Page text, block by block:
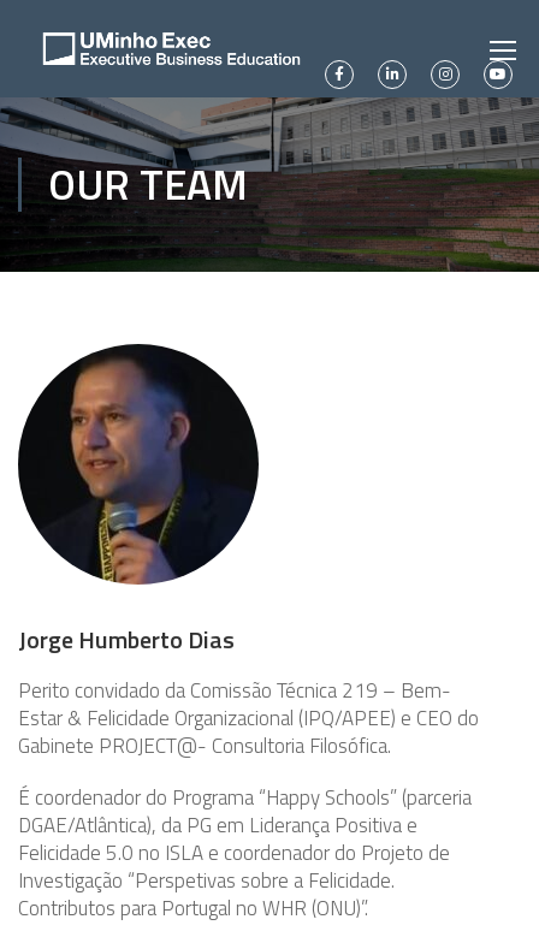
OUR TEAM
Jorge Humberto Dias
Perito convidado da Comissão Técnica 219 – Bem-
Estar & Felicidade Organizacional (IPQ/APEE) e CEO do
Gabinete PROJECT@- Consultoria Filosófica.
É coordenador do Programa “Happy Schools” (parceria
DGAE/Atlântica), da PG em Liderança Positiva e
Felicidade 5.0 no ISLA e coordenador do Projeto de
Investigação “Perspetivas sobre a Felicidade.
Contributos para Portugal no WHR (ONU)”.